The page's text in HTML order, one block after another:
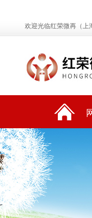
欢迎光临红荣微再（上